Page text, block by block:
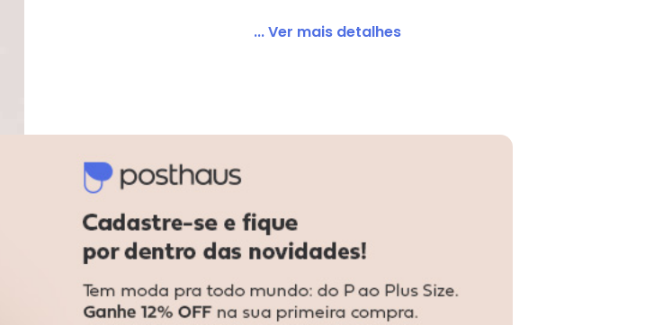
Susie Modas - Vestido Mini Drapeado Feminino Laranja
... Ver mais detalhes